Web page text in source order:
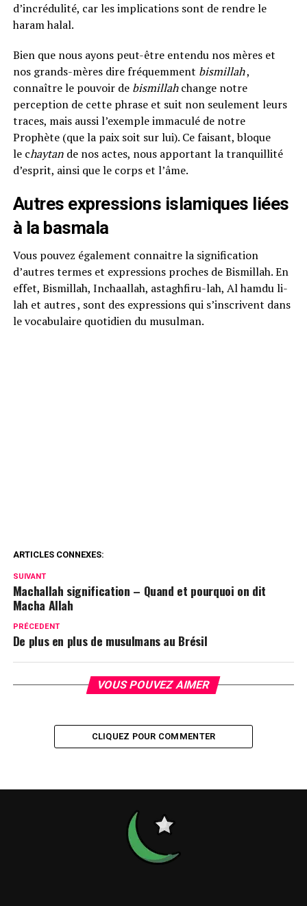
d’incrédulité, car les implications sont de rendre le
haram halal.
Bien que nous ayons peut-être entendu nos mères et
nos grands-mères dire fréquemment bismillah,
connaître le pouvoir de bismillahchange notre
perception de cette phrase et suit non seulement leurs
traces, mais aussi l’exemple immaculé de notre
Prophète (que la paix soit sur lui). Ce faisant, bloque
le chaytande nos actes, nous apportant la tranquillité
d’esprit, ainsi que le corps et l’âme.
Autres expressions islamiques liées
à la basmala
Vous pouvez également connaitre la signification
d’autres termes et expressions proches de Bismillah. En
effet, Bismillah, Inchaallah, astaghfiru-lah, Al hamdu li-
lah et autres , sont des expressions qui s’inscrivent dans
le vocabulaire quotidien du musulman.
ARTICLES CONNEXES:
SUIVANT
Machallah signification – Quand et pourquoi on dit
Macha Allah
PRÉCEDENT
De plus en plus de musulmans au Brésil
VOUS POUVEZ AIMER
CLIQUEZ POUR COMMENTER